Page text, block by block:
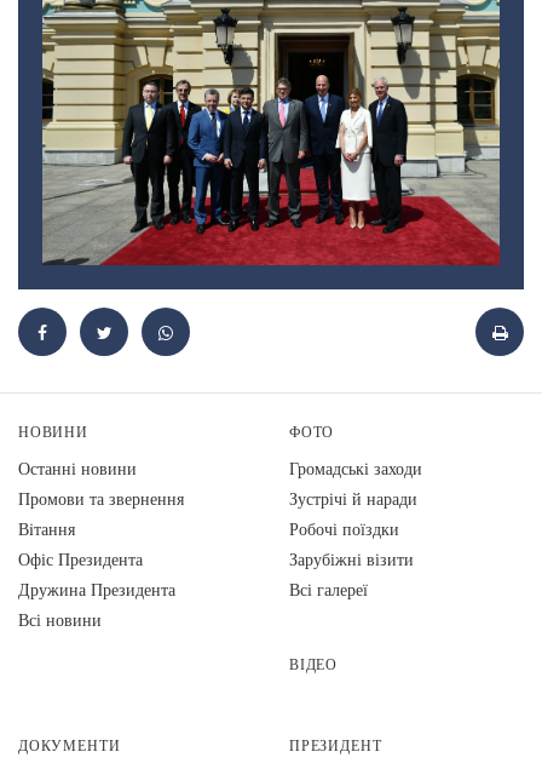
НОВИНИ
Останні новини
Промови та звернення
Вiтання
Офіс Президента
Дружина Президента
Всі новини
ФОТО
Громадські заходи
Зустрічі й наради
Робочі поїздки
Зарубіжні візити
Всі галереї
ВІДЕО
ДОКУМЕНТИ ПРЕЗИДЕНТ